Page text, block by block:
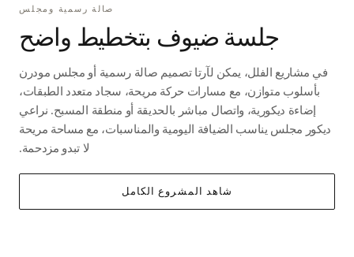
صالة رسمية ومجلس
جلسة ضيوف بتخطيط واضح
في مشاريع الفلل، يمكن لآرتا تصميم صالة رسمية أو مجلس مودرن
بأسلوب متوازن، مع مسارات حركة مريحة، سجاد متعدد الطبقات،
إضاءة ديكورية، واتصال مباشر بالحديقة أو منطقة المسبح. نراعي
ديكور مجلس يناسب الضيافة اليومية والمناسبات، مع مساحة مريحة
لا تبدو مزدحمة.
شاهد المشروع الكامل